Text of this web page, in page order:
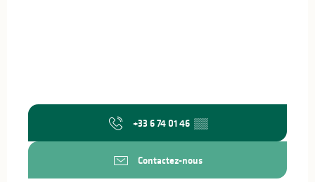
+33 6 74 01 46 ▒▒
Contactez-nous